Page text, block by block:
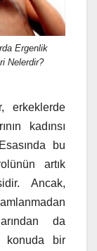
Ergenlik
Nelerdir?
erkeklerde
kadınsı
bu
artık
Ancak,
da
konuda bir